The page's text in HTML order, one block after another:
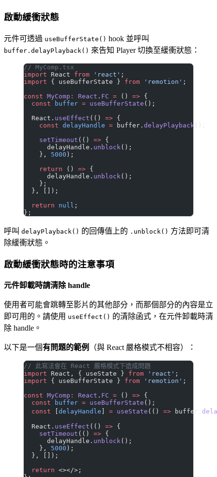
啟動緩衝狀態
元件可透過 useBufferState() hook 並呼叫
buffer.delayPlayback() 來告知 Player 切換至緩衝狀態：
// MyComp.tsx
import React from 'react' ;
import { useBufferState } from 'remotion' ;
const MyComp : React . FC = () => {
  const
buffer = useBufferState ();
  React.
useEffect (() => {
    const
delayHandle = buffer. delayPlayback ();
    setTimeout
(() => {
      delayHandle.
unblock ();
    },
5000 );
    return
() => {
      delayHandle.
unblock ();
    };
  }, []);
  return
null ;
};
呼叫 delayPlayback() 的回傳值上的 .unblock() 方法即可清
除緩衝狀態。
啟動緩衝狀態時的注意事項
元件卸載時請清除 handle
使用者可能會跳轉至影片的其他部分，而那個部分的內容是立
即可用的。請使用 useEffect() 的清除函式，在元件卸載時清
除 handle。
以下是一個有問題的範例 （與 React 嚴格模式不相容）：
// 此寫法會在 React 嚴格模式下造成問題
import React, { useState } from 'react' ;
import { useBufferState } from 'remotion' ;
const MyComp : React . FC = () => {
  const
buffer = useBufferState ();
  const
delayHandle = useState (() => buffer.
  React.
useEffect (() => {
    setTimeout
(() => {
      delayHandle.
unblock();
    },
5000 );
  }, []);
  return
<></>;